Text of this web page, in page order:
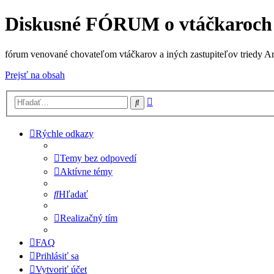
Diskusné FÓRUM o vtáčkaroch
fórum venované chovateľom vtáčkarov a iných zastupiteľov triedy
Prejsť na obsah
Hľadať
Rýchle odkazy
Temy bez odpovedí
Aktívne témy
Hľadať
Realizačný tím
FAQ
Prihlásiť sa
Vytvoriť účet